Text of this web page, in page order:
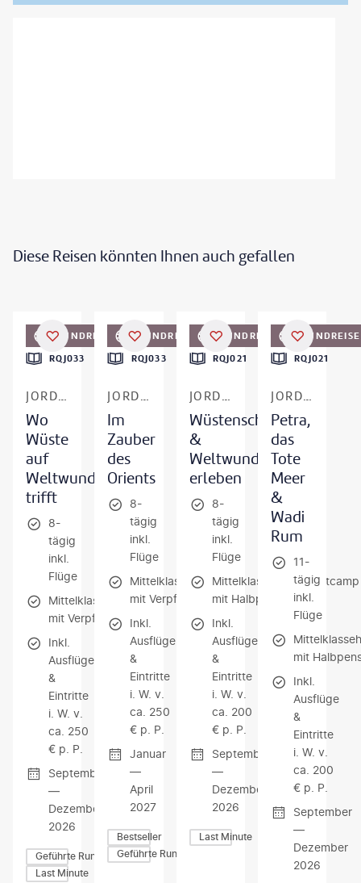
Diese Reisen könnten Ihnen auch gefallen
RUNDREISE
RQJ033
JORDANIEN
Wo
Wüste
auf
Weltwunder
trifft
8-
tägig
inkl.
Flüge
Mittelklassehotels
mit Verpflegung
Inkl.
Ausflüge
&
Eintritte
i. W. v.
ca. 250
€ p. P.
September
—
Dezember
2026
Geführte Rundreisen
Last Minute
RUNDREISE
RQJ033
JORDANIEN
Im
Zauber
des
Orients
8-
tägig
inkl.
Flüge
Mittelklassehotels
mit Verpflegung
Inkl.
Ausflüge
&
Eintritte
i. W. v.
ca. 250
€ p. P.
Januar
—
April
2027
Bestseller
Geführte Rundreisen
DEAL RUNDREISE
RQJ021
JORDANIEN
Wüstenschlösser
&
Weltwunder
erleben
8-
tägig
inkl.
Flüge
Mittelklassehotels/Zeltcamp
mit Halbpension
Inkl.
Ausflüge
&
Eintritte
i. W. v.
ca. 200
€ p. P.
September
—
Dezember
2026
Last Minute
DEAL RUNDREISE
RQJ021
JORDANIEN
Petra,
das
Tote
Meer
&
Wadi
Rum
11-
tägig
inkl.
Flüge
mit
Inkl.
Ausflüge
&
Eintritte
i. W. v.
ca. 200
€ p. P.
September
—
Dezember
2026